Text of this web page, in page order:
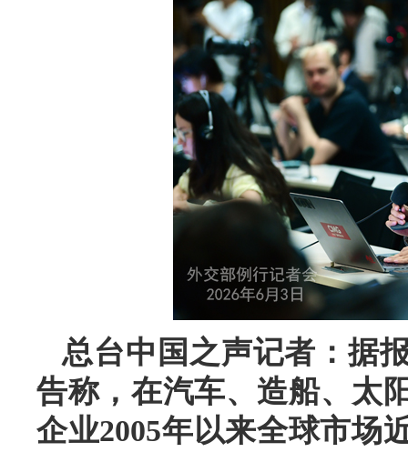
总台中国之声记者：据
告称，在汽车、造船、太
企业2005年以来全球市场